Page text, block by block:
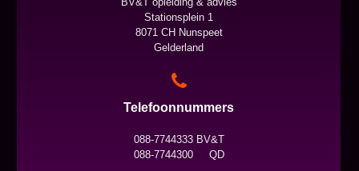
Stationsplein 1
8071 CH Nunspeet
Gelderland
Telefoonnummers
088-7744333 BV&T
088-7744300 QD